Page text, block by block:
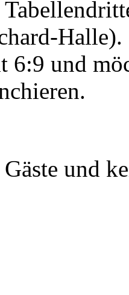
6:9 und
und